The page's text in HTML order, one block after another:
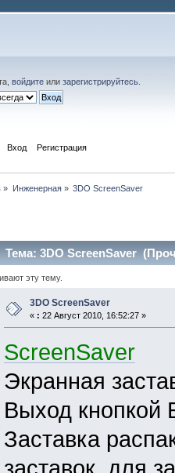
войдитеили зарегистрируйтесь.
Вход Регистрация
» Инженерная» 3DO ScreenSaver
Тема: 3DO ScreenSaver
эту тему.
3DO ScreenSaver
« : 22 Август 2010, 16:52:27 »
ScreenSaver
Экранная
Выход кнопкой
Заставка